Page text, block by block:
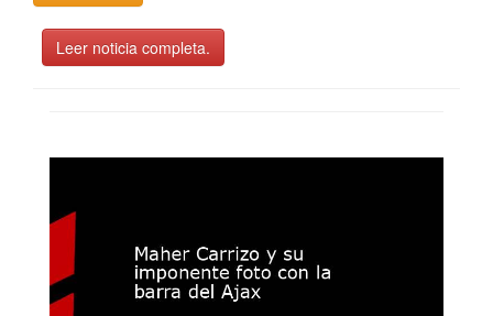
Leer noticia completa.